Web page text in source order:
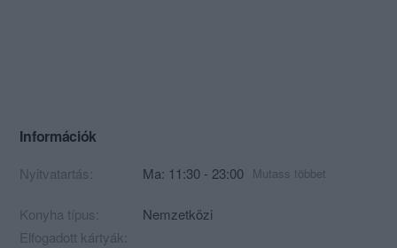
Információk
Nyitvatartás: Ma: 11:30 - 23:00 Mutass többet
Konyha típus:
Nemzetközi
Elfogadott kártyák: